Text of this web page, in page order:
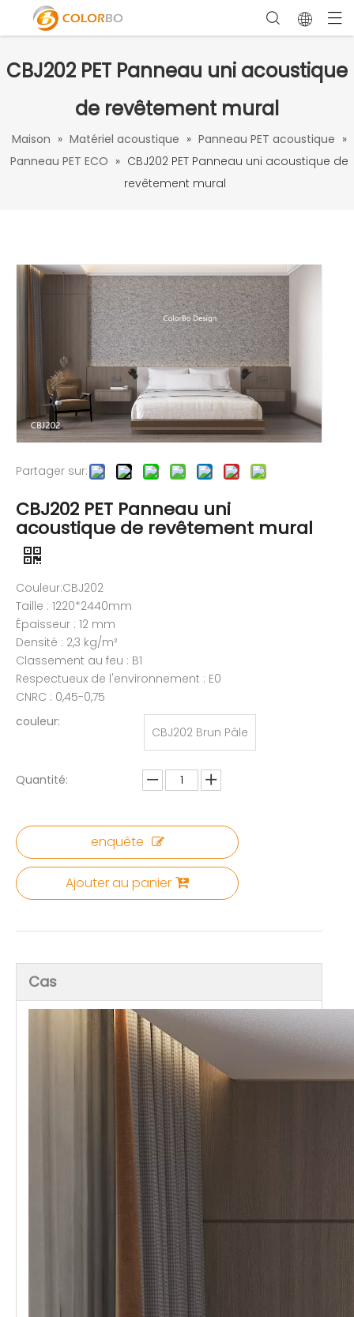
CBJ202 PET Panneau uni acoustique
de revêtement mural
Maison » Matériel acoustique » Panneau PET acoustique »
Panneau PET ECO » CBJ202 PET Panneau uni acoustique de
revêtement mural
Partager sur:
CBJ202 PET Panneau uni
acoustique de revêtement mural
Couleur:CBJ202
Taille : 1220*2440mm
Épaisseur : 12 mm
Densité : 2,3 kg/m²
Classement au feu : B1
Respectueux de l'environnement : E0
CNRC : 0,45-0,75
couleur:
CBJ202 Brun Pâle
Quantité:
enquête
Ajouter au panier
Cas